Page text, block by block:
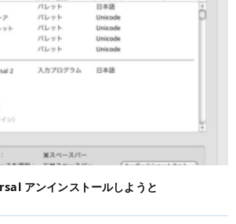
アンインストールしようと